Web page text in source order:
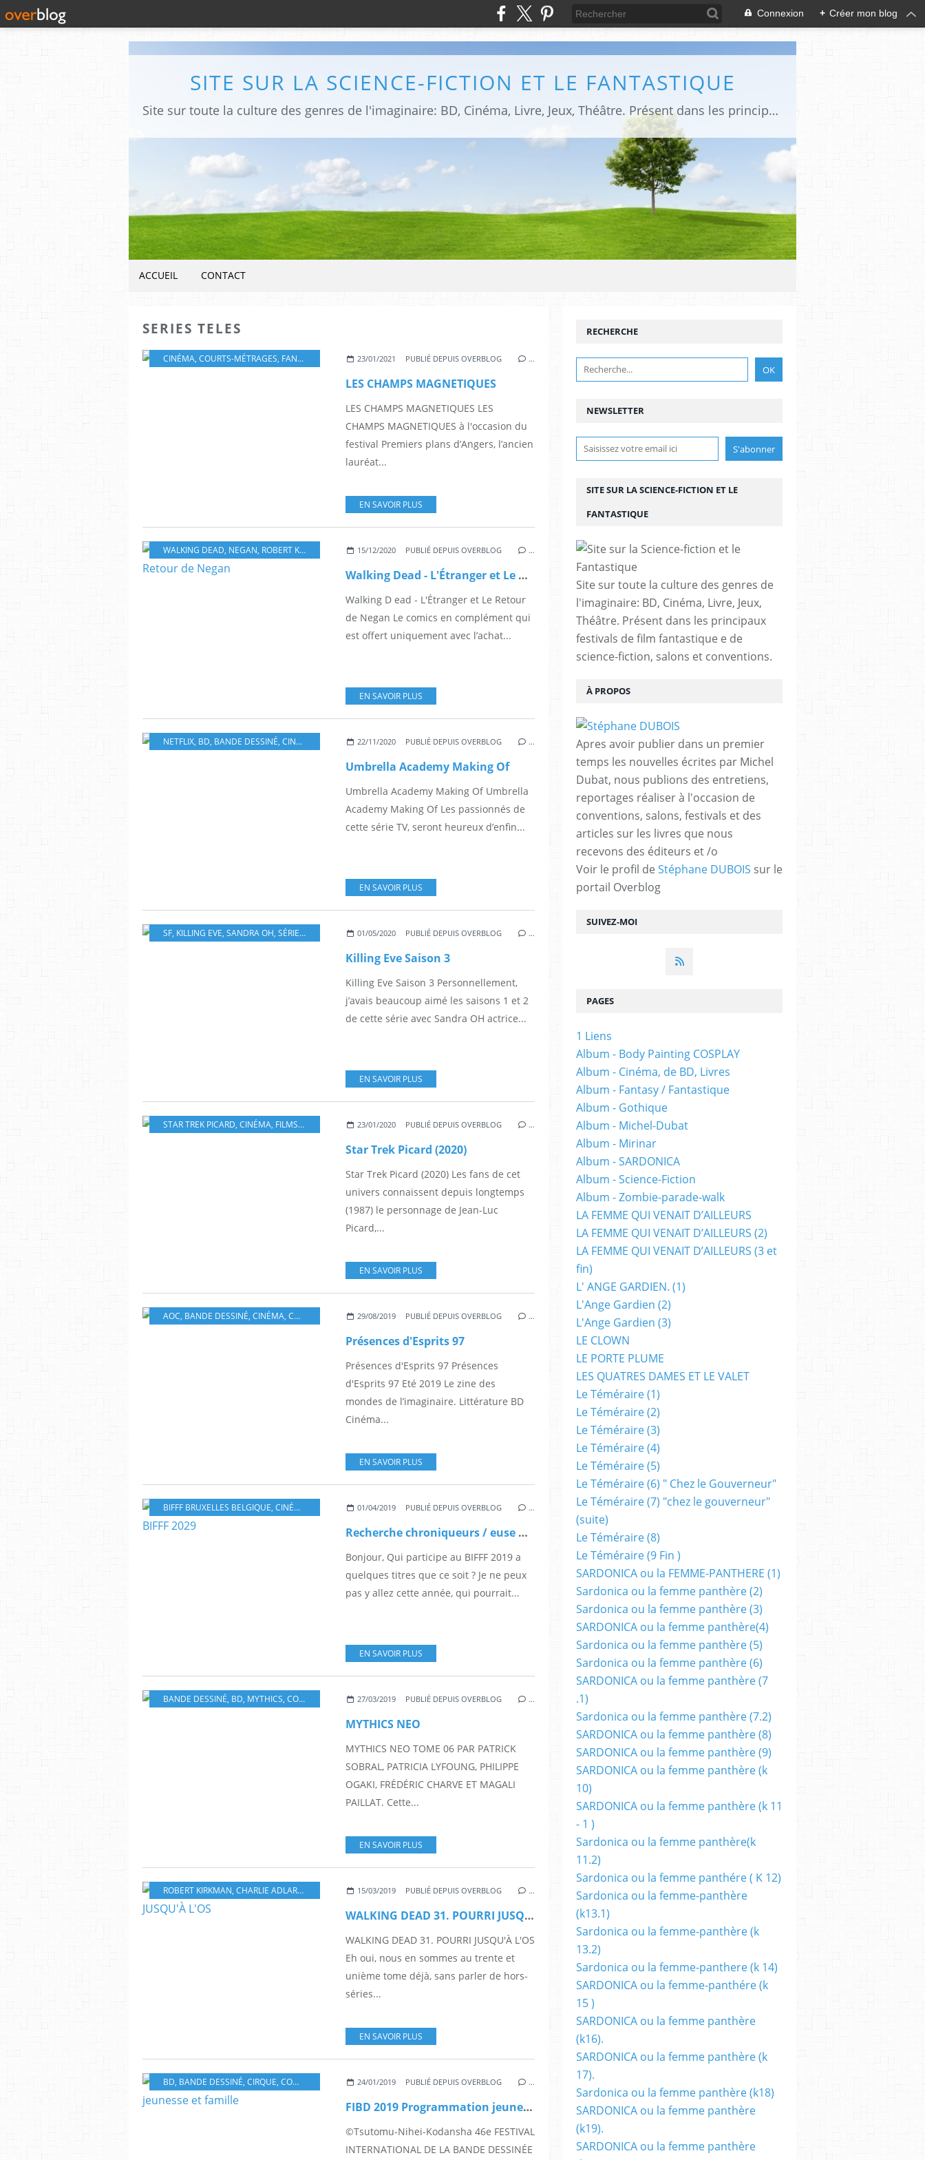
Connexion + Créer mon blog
SITE SUR LA SCIENCE-FICTION ET LE FANTASTIQUE
Site sur toute la culture des genres de l'imaginaire: BD, Cinéma, Livre, Jeux, Théâtre. Présent dans les principaux festivals de film fantastique e de science-fiction, salons et conventions.
ACCUEIL CONTACT
SERIES TELES
CINÉMA, COURTS-MÉTRAGES, FANTASTIQUE FESTIVAL,FESTIVALS,FILMS,HELL,PRIX,SF SÉRIES TÉLÉS SCIENCE-FICTION
23/01/2021 PUBLIÉ DEPUIS OVERBLOG …
LES CHAMPS MAGNETIQUES
LES CHAMPS MAGNETIQUES LES
CHAMPS MAGNETIQUES à l'occasion du
festival Premiers plans d’Angers, l’ancien
lauréat...
EN SAVOIR PLUS
WALKING DEAD, NEGAN, ROBERT KIRKMAN MARCOS MARTIN BD,AUTEUR,BANDE DESSINÉ, COMICS FANTASTIQUE,FANTASY,EPOUVANTE,ZOMBIES
15/12/2020 PUBLIÉ DEPUIS OVERBLOG …
Walking Dead - L'Étranger et Le Retour de Negan
Walking D ead - L'Étranger et Le Retour
de Negan Le comics en complément qui
est offert uniquement avec l’achat...
EN SAVOIR PLUS
NETFLIX, BD, BANDE DESSINÉ, CINÉMA SÉRIES TÉLÉS,UMBRELLA ACADEMY,COMICS,SUPER-HÉROS DESSINATEUR,AUTEUR,SCIENCE-FICTION
22/11/2020 PUBLIÉ DEPUIS OVERBLOG …
Umbrella Academy Making Of
Umbrella Academy Making Of Umbrella
Academy Making Of Les passionnés de
cette série TV, seront heureux d’enfin...
EN SAVOIR PLUS
SF, KILLING EVE, SANDRA OH, SÉRIES TÉLÉS CANAL+01/05/2020 PUBLIÉ DEPUIS OVERBLOG …
Killing Eve Saison 3
Killing Eve Saison 3 Personnellement,
j’avais beaucoup aimé les saisons 1 et 2
de cette série avec Sandra OH actrice...
EN SAVOIR PLUS
STAR TREK PICARD, CINÉMA, FILMS,SF SÉRIES TÉLÉS,ALBUM
23/01/2020 PUBLIÉ DEPUIS OVERBLOG …
Star Trek Picard (2020)
Star Trek Picard (2020) Les fans de cet
univers connaissent depuis longtemps
(1987) le personnage de Jean-Luc
Picard,...
EN SAVOIR PLUS
AOC, BANDE DESSINÉ, CINÉMA, COMICS FANTASTIQUE,FANTASY,ILLUSTRATION,SÉRIES TÉLÉS DESSINATEUR SCIENCE-FICTION,
29/08/2019 PUBLIÉ DEPUIS OVERBLOG …
Présences d'Esprits 97
Présences d'Esprits 97 Présences
d'Esprits 97 Eté 2019 Le zine des
mondes de l’imaginaire. Littérature BD
Cinéma...
EN SAVOIR PLUS
BIFFF BRUXELLES BELGIQUE, CINÉMA COMPÉTITION INTERNATIONALE,COURTS-MÉTRAGES,FANTASTIQUE,EROIC-FANTASY ,EPOUVANTE,FILMS,PALMARÈS
01/04/2019 PUBLIÉ DEPUIS OVERBLOG …
Recherche chroniqueurs / euse BIFFF 2029
Bonjour, Qui participe au BIFFF 2019 a
quelques titres que ce soit ? Je ne peux
pas y allez cette année, qui pourrait...
EN SAVOIR PLUS
BANDE DESSINÉ, BD, MYTHICS, COMICS FANTASTIQUE,HÉROIC FANTASY,SÉRIES TÉLÉS ALBUM
27/03/2019 PUBLIÉ DEPUIS OVERBLOG …
MYTHICS NEO
MYTHICS NEO TOME 06 PAR PATRICK
SOBRAL, PATRICIA LYFOUNG, PHILIPPE
OGAKI, FRÉDÉRIC CHARVE ET MAGALI
PAILLAT. Cette...
EN SAVOIR PLUS
ROBERT KIRKMAN, CHARLIE ADLARD BANDE DESSINÉ,SÉRIES TÉLÉS,ZOMBIES,COMICS,DESSINATEUR
15/03/2019 PUBLIÉ DEPUIS OVERBLOG …
WALKING DEAD 31. POURRI JUSQU'À L'OS
WALKING DEAD 31. POURRI JUSQU'À L'OS
Eh oui, nous en sommes au trente et
unième tome déjà, sans parler de hors-
séries...
EN SAVOIR PLUS
BD, BANDE DESSINÉ, CIRQUE, COMICS FESTIVAL DE LA BD ANGOULEME,MANGA,SÉRIES TÉLÉS BOULE ET BILL
24/01/2019 PUBLIÉ DEPUIS OVERBLOG …
FIBD 2019 Programmation jeunesse et famille
©Tsutomu-Nihei-Kodansha 46e FESTIVAL
INTERNATIONAL DE LA BANDE DESSINÉE
NEWSLETTER
SUIVEZ-MOI
RECHERCHE
SITE SUR LA SCIENCE-FICTION ET LE
FANTASTIQUE
Site sur toute la culture des genres de
l'imaginaire: BD, Cinéma, Livre, Jeux,
Théâtre. Présent dans les principaux
festivals de film fantastique e de
science-fiction, salons et conventions.
À PROPOS
Apres avoir publier dans un premier
temps les nouvelles écrites par Michel
Dubat, nous publions des entretiens,
reportages réaliser à l'occasion de
conventions, salons, festivals et des
articles sur les livres que nous
recevons des éditeurs et /o
Voir le profil de Stéphane DUBOIS sur le
portail Overblog
PAGES
1 Liens
Album - Body Painting COSPLAY
Album - Cinéma, de BD, Livres
Album - Fantasy / Fantastique
Album - Gothique
Album - Michel-Dubat
Album - Mirinar
Album - SARDONICA
Album - Science-Fiction
Album - Zombie-parade-walk
LA FEMME QUI VENAIT D’AILLEURS
LA FEMME QUI VENAIT D’AILLEURS (2)
LA FEMME QUI VENAIT D’AILLEURS (3 et
fin)
L' ANGE GARDIEN. (1)
L'Ange Gardien (2)
L'Ange Gardien (3)
LE CLOWN
LE PORTE PLUME
LES QUATRES DAMES ET LE VALET
Le Téméraire (1)
Le Téméraire (2)
Le Téméraire (3)
Le Téméraire (4)
Le Téméraire (5)
Le Téméraire (6) " Chez le Gouverneur"
Le Téméraire (7) "chez le gouverneur"
(suite)
Le Téméraire (8)
Le Téméraire (9 Fin )
SARDONICA ou la FEMME-PANTHERE (1)
Sardonica ou la femme panthère (2)
Sardonica ou la femme panthère (3)
SARDONICA ou la femme panthère(4)
Sardonica ou la femme panthère (5)
Sardonica ou la femme panthère (6)
SARDONICA ou la femme panthère (7
.1)
Sardonica ou la femme panthère (7.2)
SARDONICA ou la femme panthère (8)
SARDONICA ou la femme panthère (9)
SARDONICA ou la femme panthère (k
10)
SARDONICA ou la femme panthère (k 11
- 1 )
Sardonica ou la femme panthère(k
11.2)
Sardonica ou la femme panthére ( K 12)
Sardonica ou la femme-panthère
(k13.1)
Sardonica ou la femme-panthère (k
13.2)
Sardonica ou la femme-panthere (k 14)
SARDONICA ou la femme-panthére (k
15 )
SARDONICA ou la femme panthère
(k16).
SARDONICA ou la femme panthère (k
17).
Sardonica ou la femme panthère (k18)
SARDONICA ou la femme panthère
(k19).
SARDONICA ou la femme panthère